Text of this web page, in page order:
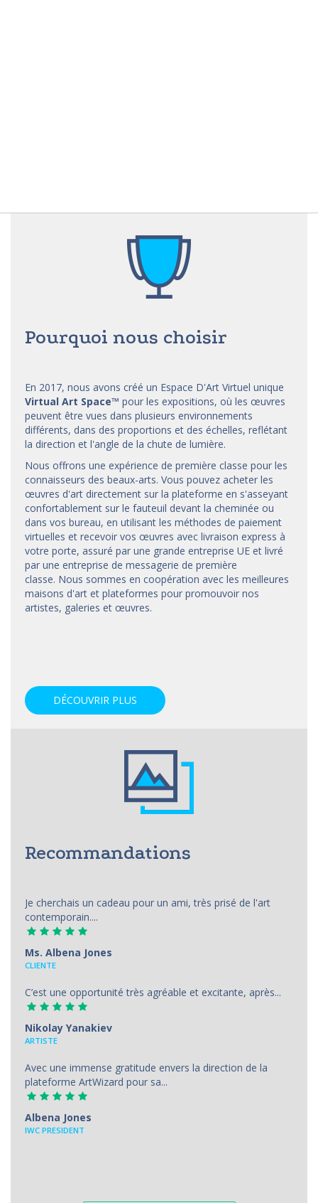
Pourquoi nous choisir
En 2017, nous avons créé un Espace D'Art Virtuel unique
Virtual Art Space™ pour les expositions, où les œuvres
peuvent être vues dans plusieurs environnements
différents, dans des proportions et des échelles, reflétant
la direction et l'angle de la chute de lumière.
Nous offrons une expérience de première classe pour les
connaisseurs des beaux-arts. Vous pouvez acheter les
œuvres d'art directement sur la plateforme en s'asseyant
confortablement sur le fauteuil devant la cheminée ou
dans vos bureau, en utilisant les méthodes de paiement
virtuelles et recevoir vos œuvres avec livraison express à
votre porte, assuré par une grande entreprise UE et livré
par une entreprise de messagerie de première
classe. Nous sommes en coopération avec les meilleures
maisons d'art et plateformes pour promouvoir nos
artistes, galeries et œuvres.
DÉCOUVRIR PLUS
Recommandations
Je cherchais un cadeau pour un ami, très prisé de l'art
contemporain....
Ms. Albena Jones
CLIENTE
C’est une opportunité très agréable et excitante, après...
Nikolay Yanakiev
ARTISTE
Avec une immense gratitude envers la direction de la
plateforme ArtWizard pour sa...
Albena Jones
IWC PRESIDENT